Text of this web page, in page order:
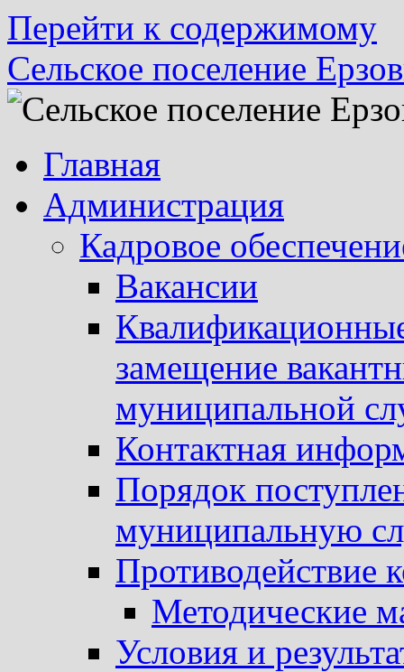
Перейти к содержимому
Сельское поселение
Главная
Администрация
Кадровое
Вакансии
замещение
муниципальной
Контактная
Порядок
муниципальную
Противодействие
Методические
Условия и